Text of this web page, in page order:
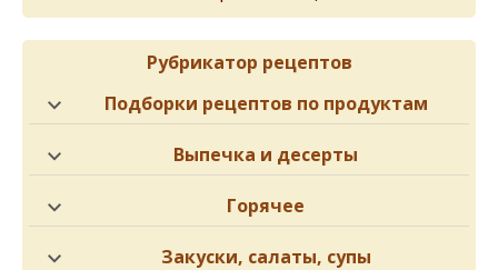
Рубрикатор рецептов
Подборки рецептов по продуктам
Выпечка и десерты
Горячее
Закуски, салаты, супы